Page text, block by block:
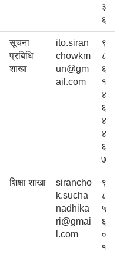
३
६
सूचना
प्रबिधि
शाखा
ito.siran
chowkm
un@gm
ail.com
९
८
६
१
४
६
४
४
६
७
शिक्षा शाखा
sirancho
k.sucha
nadhika
ri@gmai
l.com
९
८
५
६
०
१